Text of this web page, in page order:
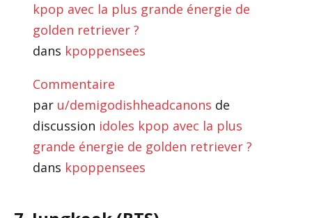
kpop avec la plus grande énergie de
golden retriever ?
dans kpoppensees
Commentaire
par u/demigodishheadcanons de
discussion idoles kpop avec la plus
grande énergie de golden retriever ?
dans kpoppensees